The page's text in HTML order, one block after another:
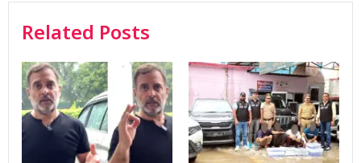
Related Posts